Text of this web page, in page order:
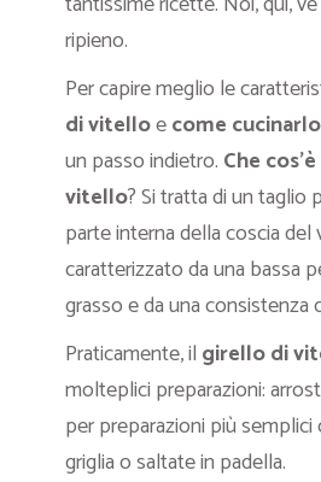
ripieno.
Per capire meglio le
di vitelloecome cucinarlo
un passo indietro. Che
vitello? Si tratta di un taglio
parte interna della coscia
caratterizzato da una bassa
grasso e da una consistenza
Praticamente, il girello di
molteplici preparazioni:
per preparazioni più
griglia o saltate in padella.